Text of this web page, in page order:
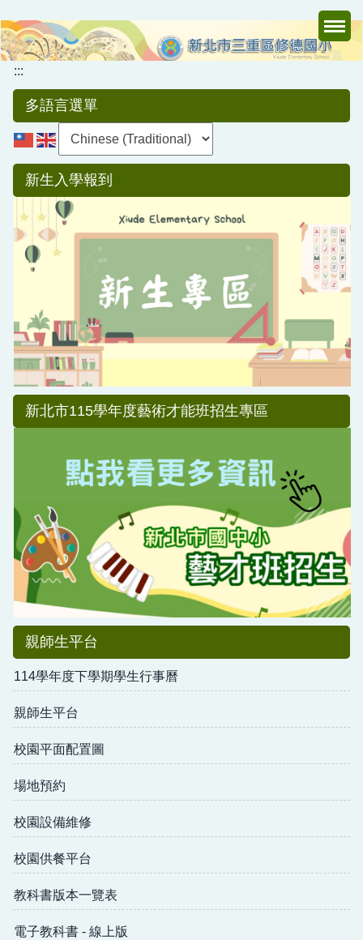
到
主
要
內
:::
多語言選單
新生入學報到
新北市115學年度藝術才能班招生專區
親師生平台
114學年度下學期學生行事曆
親師生平台
校園平面配置圖
場地預約
校園設備維修
校園供餐平台
教科書版本一覽表
電子教科書 - 線上版